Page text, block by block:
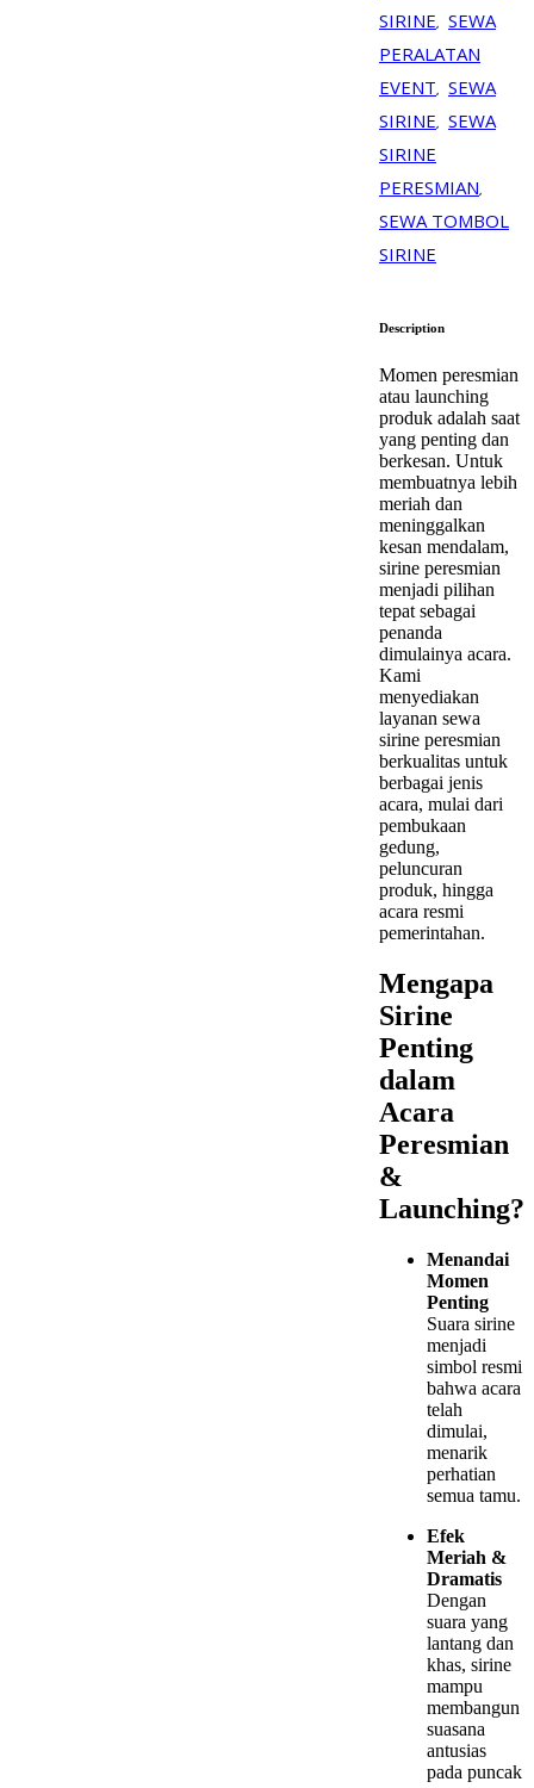
SIRINE, SEWA
PERALATAN
EVENT, SEWA
SIRINE, SEWA
SIRINE
PERESMIAN,
SEWA TOMBOL
SIRINE
Description
Momen peresmian
atau launching
produk adalah saat
yang penting dan
berkesan. Untuk
membuatnya lebih
meriah dan
meninggalkan
kesan mendalam,
sirine peresmian
menjadi pilihan
tepat sebagai
penanda
dimulainya acara.
Kami
menyediakan
layanan sewa
sirine peresmian
berkualitas untuk
berbagai jenis
acara, mulai dari
pembukaan
gedung,
peluncuran
produk, hingga
acara resmi
pemerintahan.
Mengapa
Sirine
Penting
dalam
Acara
Peresmian
&
Launching?
Menandai
Momen
Penting
Suara sirine
menjadi
simbol resmi
bahwa acara
telah
dimulai,
menarik
perhatian
semua tamu.
Efek
Meriah &
Dramatis
Dengan
suara yang
lantang dan
khas, sirine
mampu
membangun
suasana
antusias
pada puncak